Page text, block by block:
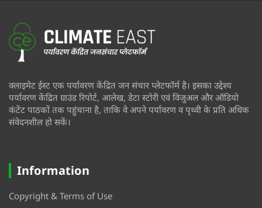
क्लाइमेट ईस्ट एक पर्यावरण केंद्रित जन संचार प्लेटफॉर्म है। इसका उद्देश्य
पर्यावरण केंद्रित ग्राउंड रिपोर्ट, आलेख, डेटा स्टोरी एवं विजुअल और ऑडियो
कंटेंट पाठकों तक पहुंचाना है, ताकि वे अपने पर्यावरण व पृथ्वी के प्रति अधिक
संवेदनशील हो सकें।
Information
Copyright & Terms of Use